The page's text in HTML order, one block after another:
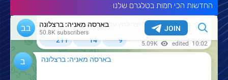
החדשות הכי חמות בטלגרם שלנו